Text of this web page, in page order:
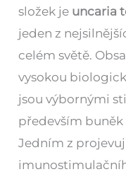
složek je uncaria
jeden z
celém světě.
vysokou
jsou výbornými
především
Jedním z